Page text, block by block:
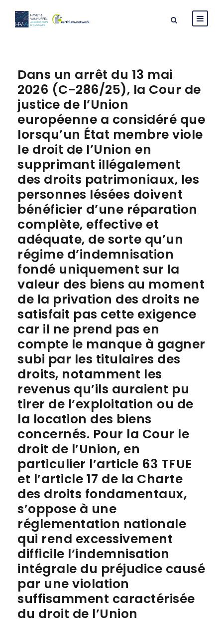
Dans un arrêt du 13 mai
2026 (C-286/25), la Cour de
justice de l’Union
européenne a considéré que
lorsqu’un État membre viole
le droit de l’Union en
supprimant illégalement
des droits patrimoniaux, les
personnes lésées doivent
bénéficier d’une réparation
complète, effective et
adéquate, de sorte qu’un
régime d’indemnisation
fondé uniquement sur la
valeur des biens au moment
de la privation des droits ne
satisfait pas cette exigence
car il ne prend pas en
compte le manque à gagner
subi par les titulaires des
droits, notamment les
revenus qu’ils auraient pu
tirer de l’exploitation ou de
la location des biens
concernés. Pour la Cour le
droit de l’Union, en
particulier l’article 63 TFUE
et l’article 17 de la Charte
des droits fondamentaux,
s’oppose à une
réglementation nationale
qui rend excessivement
difficile l’indemnisation
intégrale du préjudice causé
par une violation
suffisamment caractérisée
du droit de l’Union